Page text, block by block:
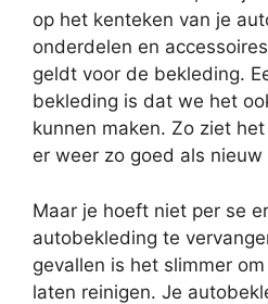
op het kenteken van je
onderdelen en
geldt voor de bekleding.
bekleding is dat we het
kunnen maken. Zo ziet
er weer zo goed als nieuw
Maar je hoeft niet per se
autobekleding te
gevallen is het slimmer
laten reinigen. Je